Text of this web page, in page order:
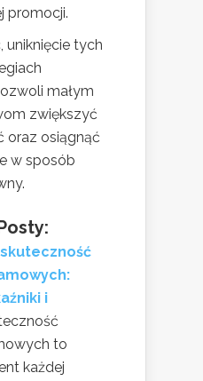
promocji.
uniknięcie tych
małym
zwiększyć
oraz osiągnąć
w sposób
i
to
każdej